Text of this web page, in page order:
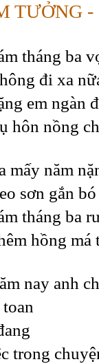
TƯỞNG -
tháng ba
đi xa
em ngàn
hôn nồng
mấy năm
sơn gắn
tháng ba
hồng má
nay anh
trong